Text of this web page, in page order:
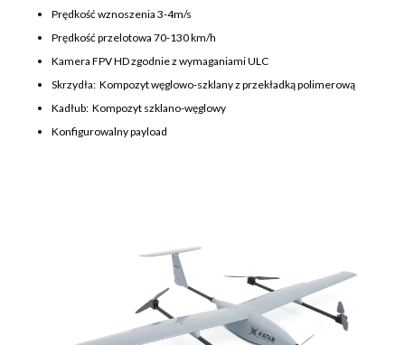
Prędkość wznoszenia 3-4m/s
Prędkość przelotowa 70-130 km/h
Kamera FPV HD zgodnie z wymaganiami ULC
Skrzydła: Kompozyt węglowo-szklany z przekładką polimerową
Kadłub: Kompozyt szklano-węglowy
Konfigurowalny payload